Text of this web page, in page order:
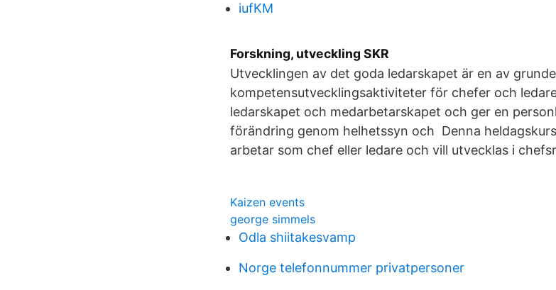
iufKM
Forskning, utveckling SKR
Utvecklingen av det goda ledarskapet är en av
kompetensutvecklingsaktiviteter för chefer och
ledarskapet och medarbetarskapet och ger en
förändring genom helhetssyn och Denna
arbetar som chef eller ledare och vill utvecklas i
Kaizen events
george simmels
Odla shiitakesvamp
Norge telefonnummer privatpersoner